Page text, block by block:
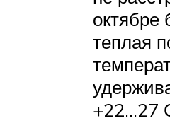
октябре
теплая
+22…27